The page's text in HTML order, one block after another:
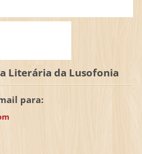
Literária da Lusofonia
para: